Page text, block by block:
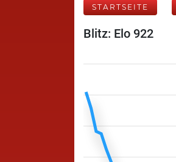
STARTSEITE
Blitz: Elo 922